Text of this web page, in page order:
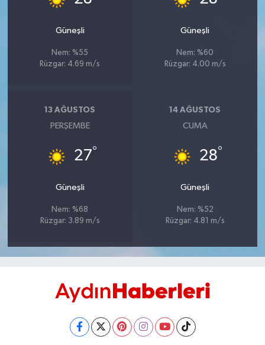
Güneşli
Nem: %55
Rüzgar: 4.69 m/s
Güneşli
Nem: %60
Rüzgar: 4.00 m/s
13 AĞUSTOS
PERŞEMBE
27°
Güneşli
Nem: %68
Rüzgar: 3.89 m/s
14 AĞUSTOS
CUMA
28°
Güneşli
Nem: %52
Rüzgar: 4.81 m/s
MANİSA
UŞAK